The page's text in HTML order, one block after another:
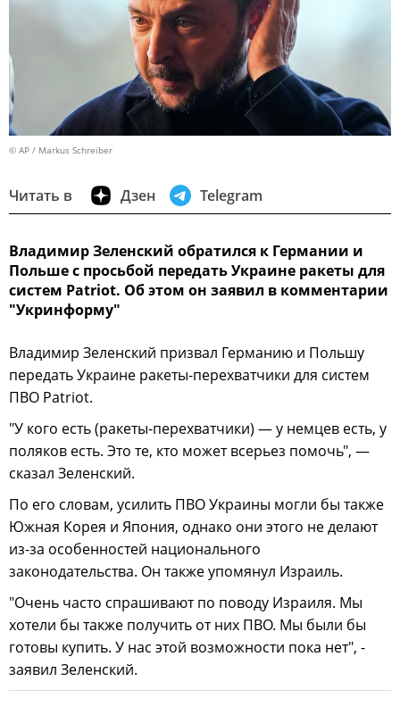
© AP / Markus Schreiber
Читать в Дзен Telegram
Владимир Зеленский обратился к Германии и
Польше с просьбой передать Украине ракеты для
систем Patriot. Об этом он заявил в комментарии
"Укринформу"
Владимир Зеленский призвал Германию и Польшу
передать Украине ракеты-перехватчики для систем
ПВО Patriot.
"У кого есть (ракеты-перехватчики) — у немцев есть, у
поляков есть. Это те, кто может всерьез помочь", —
сказал Зеленский.
По его словам, усилить ПВО Украины могли бы также
Южная Корея и Япония, однако они этого не делают
из-за особенностей национального
законодательства. Он также упомянул Израиль.
"Очень часто спрашивают по поводу Израиля. Мы
хотели бы также получить от них ПВО. Мы были бы
готовы купить. У нас этой возможности пока нет", -
заявил Зеленский.